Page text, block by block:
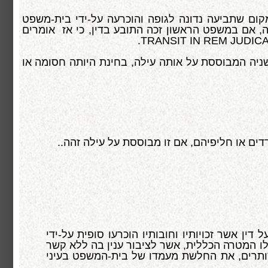
שתביעה נדונה לגופה והוכרעה על-ידי בית-משפט
אם במשפט הראשון זכה התובע בדין, כי אז אומרים
TRANSIT IN REM
.
המבוססת על אותה עילה, בחינת היותה חסומה או
או חליפיהם, אם זו מבוססת על עילה זהה..
זכויותיו וחובותיו הוכרעו סופית על-ידי
המטרה הכללית, אשר לציבור ענין בה ללא קשר
את החלשת מעמדו של בית-המשפט בעיני